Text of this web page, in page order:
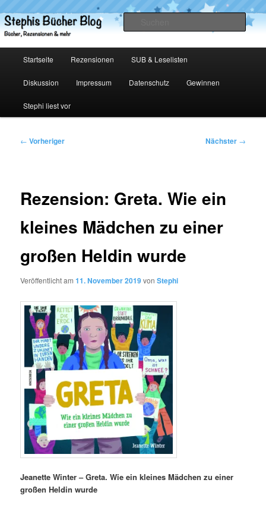
primären
Inhalt
Stephis Bücher Blog
Startseite Rezensionen SUB & Leselisten
Diskussion Impressum Datenschutz Gewinnen
Stephi liest vor
Beitragsnavigation
← Vorheriger Nächster →
Rezension: Greta. Wie ein
kleines Mädchen zu einer
großen Heldin wurde
Veröffentlicht am11. November 2019vonStephi
Jeanette Winter – Greta. Wie ein kleines Mädchen zu einer
großen Heldin wurde